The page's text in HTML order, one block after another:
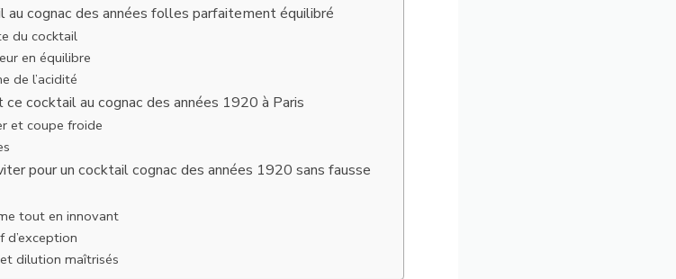
au cognac des années folles parfaitement équilibré
du cocktail
en équilibre
de l’acidité
cocktail au cognac des années 1920 à Paris
et coupe froide
pour un cocktail cognac des années 1920 sans fausse
tout en innovant
dilution maîtrisés